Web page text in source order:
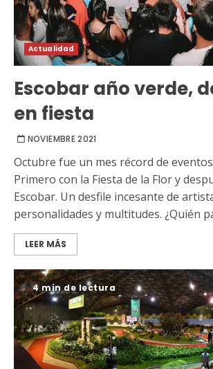
Actualidad
Escobar año verde,
en fiesta
NOVIEMBRE 2021
Octubre fue un mes récord de
Primero con la Fiesta de la Flor y
Escobar. Un desfile incesante de
personalidades y multitudes. ¿Quién
LEER MÁS
4 min de lectura